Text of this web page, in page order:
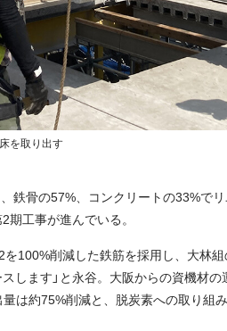
を取り出す
鉄骨の57%、コンクリートの33%で
期工事が進んでいる。
を100%削減した鉄筋を採用し、大林
します」と永谷。大阪からの資機材
は約75%削減と、脱炭素への取り組み